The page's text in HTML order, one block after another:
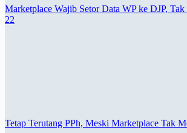
Marketplace Wajib Setor Data WP ke DJP,
22
Tetap Terutang PPh, Meski Marketplace Tak